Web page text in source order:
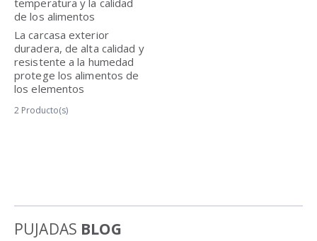
de los alimentos
La carcasa exterior
duradera, de alta calidad y
resistente a la humedad
protege los alimentos de
los elementos
2 Producto(s)
PUJADAS BLOG